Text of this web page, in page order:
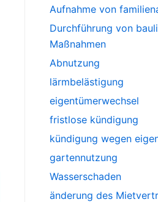
Aufnahme von
Durchführung von
Maßnahmen
Abnutzung
lärmbelästigung
eigentümerwechsel
fristlose kündigung
kündigung wegen
gartennutzung
Wasserschaden
änderung des